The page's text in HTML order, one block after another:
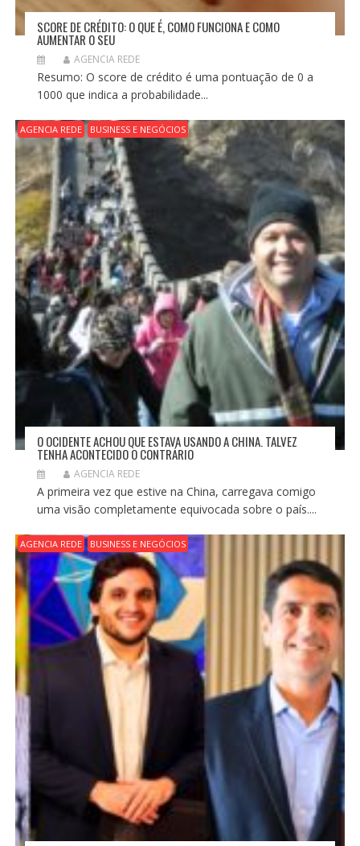
SCORE DE CRÉDITO: O QUE É, COMO FUNCIONA E COMO
AUMENTAR O SEU
AGENCIA REDE
Resumo: O score de crédito é uma pontuação de 0 a
1000 que indica a probabilidade...
AGENCIA REDE BUSINESS E NEGÓCIOS
O OCIDENTE ACHOU QUE ESTAVA USANDO A CHINA. TALVEZ
TENHA ACONTECIDO O CONTRÁRIO
AGENCIA REDE
A primeira vez que estive na China, carregava comigo
uma visão completamente equivocada sobre o país....
AGENCIA REDE BUSINESS E NEGÓCIOS